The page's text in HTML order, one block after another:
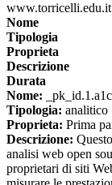
www.torricelli.edu.it
Nome
Tipologia
Proprieta
Descrizione
Durata
Nome:
Tipologia: analitico
Proprieta: Prima
Descrizione:
analisi web open
proprietari di siti